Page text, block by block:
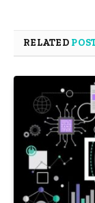
RELATED